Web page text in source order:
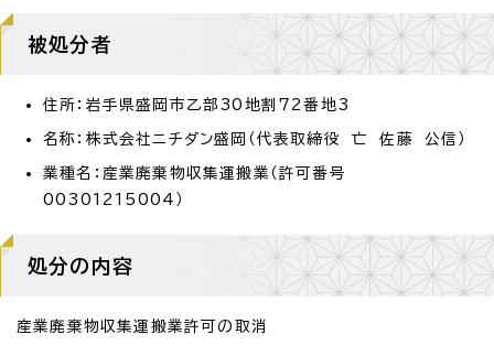
被処分者
住所：岩手県盛岡市乙部30地割72番地3
名称：株式会社ニチダン盛岡（代表取締役 亡 佐藤 公信）
業種名：産業廃棄物収集運搬業（許可番号
00301215004）
処分の内容
産業廃棄物収集運搬業許可の取消